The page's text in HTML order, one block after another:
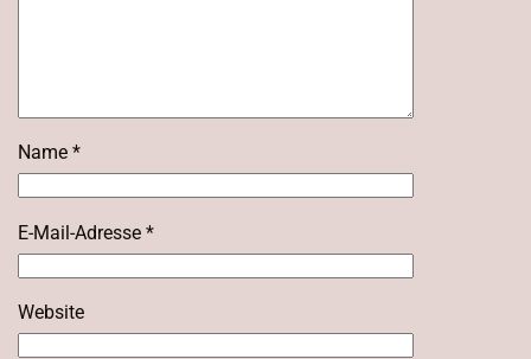
Name*
E-Mail-Adresse*
Website